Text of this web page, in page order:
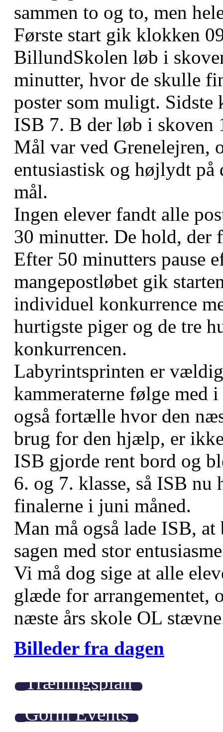
sammen to og to, men
Første start gik klokken
BillundSkolen løb i
minutter, hvor de skulle
poster som muligt. Sidste
ISB 7. B der løb i skoven
Mål var ved Grenelejren,
entusiastisk og højlydt på
mål.
Ingen elever fandt alle
30 minutter. De hold, der
Efter 50 minutters pause
mangepostløbet gik
individuel konkurrence
hurtigste piger og de tre
konkurrencen.
Labyrintsprinten er
kammeraterne følge med
også fortælle hvor den
brug for den hjælp, er
ISB gjorde rent bord og
6. og 7. klasse, så ISB
finalerne i juni måned.
Man må også lade ISB,
sagen med stor
Vi må dog sige at alle
glæde for arrangementet,
næste års skole OL
Billeder fra dagen
Træningsplan
Gorm Events